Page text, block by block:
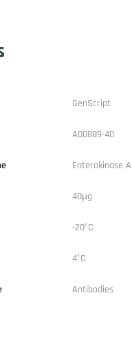
GenScript
A00889-40
Enterokinase
40μg
-20°C
4°C
Antibodies